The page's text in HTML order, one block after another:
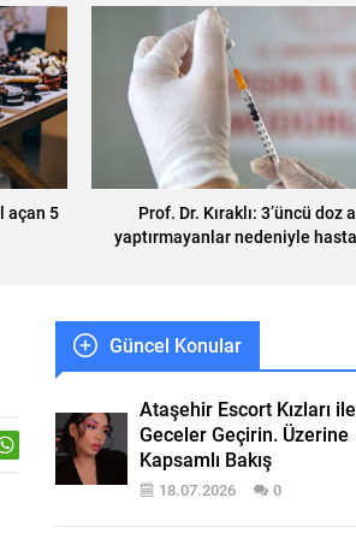
açan 5
Prof. Dr. Kıraklı: 3’üncü doz
yaptırmayanlar nedeniyle
Güncel Konular
Ataşehir Escort Kızları
Geceler Geçirin. Üzerine
Kapsamlı Bakış
18.07.2026 0